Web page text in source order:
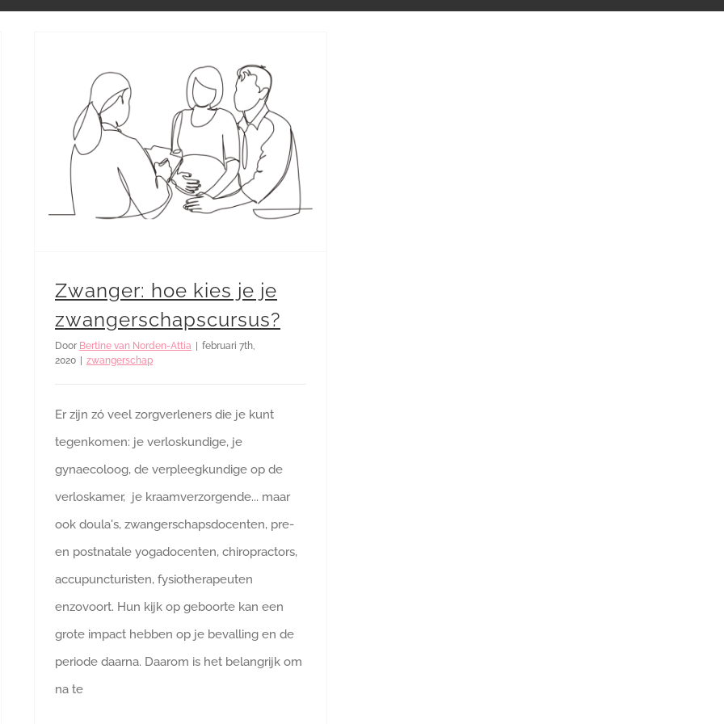
Zwanger: hoe kies je je
zwangerschapscursus?
Door Bertine van Norden-Attia
februari 7th,
2020
zwangerschap
Er zijn zó veel zorgverleners die je kunt
tegenkomen: je verloskundige, je
gynaecoloog, de verpleegkundige op de
verloskamer, je kraamverzorgende... maar
ook doula's, zwangerschapsdocenten, pre-
en postnatale yogadocenten, chiropractors,
accupuncturisten, fysiotherapeuten
enzovoort. Hun kijk op geboorte kan een
grote impact hebben op je bevalling en de
periode daarna. Daarom is het belangrijk om
na te